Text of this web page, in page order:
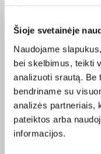
Šioje svetainėje
Naudojame
bei skelbimus, teikti
analizuoti srautą. Be
bendriname su
analizės partneriais,
pateiktos arba
informacijos.
Pristato ir šeštadienį
Rugpjūtis 13d. -
Smartposti
Pristato ir šeštadienį
Rugpjūtis 13d. -
DPD kurjeris (
Rugpjūtis 13d. -
DPD paštomatas
Pristato ir šeštadienį